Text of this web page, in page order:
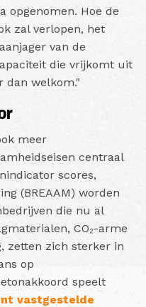
opgenomen. Hoe de
zal verlopen, het
van de
die vrijkomt uit
dan welkom."
meer
centraal
scores,
(BREAAM) worden
die nu al
CO₂-arme
zetten zich sterker in
op
speelt
vastgestelde